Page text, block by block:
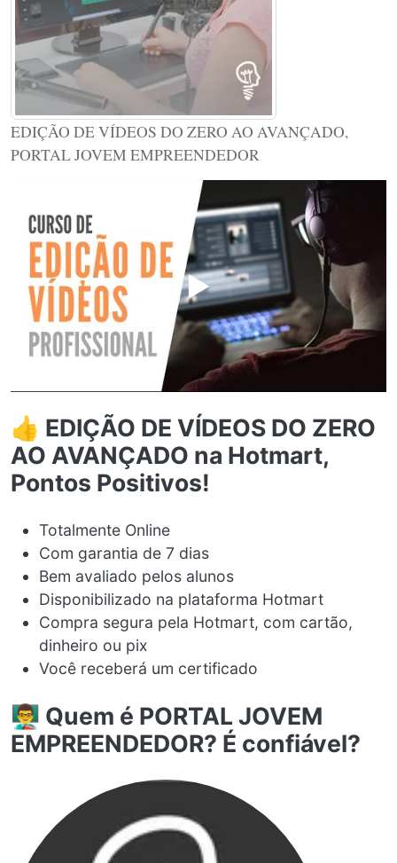
EDIÇÃO DE VÍDEOS DO ZERO AO AVANÇADO,
PORTAL JOVEM EMPREENDEDOR
▶️
👍 EDIÇÃO DE VÍDEOS DO ZERO
AO AVANÇADO na Hotmart,
Pontos Positivos!
Totalmente Online
Com garantia de 7 dias
Bem avaliado pelos alunos
Disponibilizado na plataforma Hotmart
Compra segura pela Hotmart, com cartão,
dinheiro ou pix
Você receberá um certificado
👨‍🏫 Quem é PORTAL JOVEM
EMPREENDEDOR? É confiável?